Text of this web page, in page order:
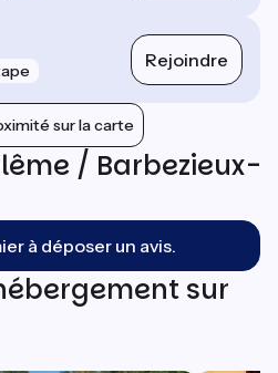
Rejoindre
sur la carte
/ Barbezieux-
à déposer un avis.
sur